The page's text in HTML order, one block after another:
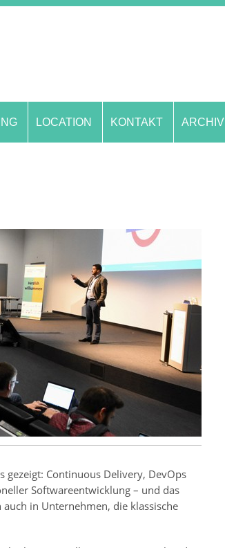
LOCATION KONTAKT ARCHIV
gezeigt: Continuous Delivery, DevOps
Softwareentwicklung – und das
in Unternehmen, die klassische